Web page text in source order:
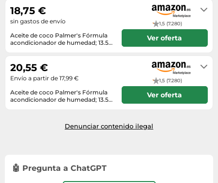
Aceite de coco Palmer's Fórmula
acondicionador de humedad; 13.5
1,5 (7.280)
18,75 €
sin gastos de envío
Ver oferta
Aceite de coco Palmer's Fórmula
acondicionador de humedad; 13.5
1,5 (7.280)
20,55 €
Envío a partir de 17,99 €
Ver oferta
Denunciar contenido ilegal
🤖 Pregunta a ChatGPT